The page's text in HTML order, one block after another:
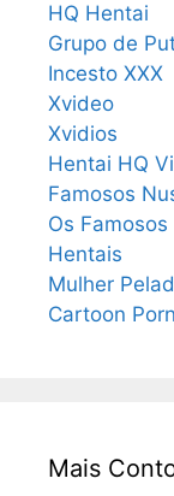
HQ Hentai
Grupo de
Incesto XXX
Xvideo
Xvidios
Hentai HQ
Famosos
Os Famosos
Hentais
Mulher
Cartoon
Mais